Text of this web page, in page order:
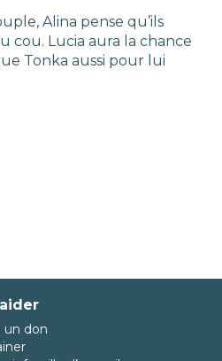
Alina pense qu’ils
cou. Lucia aura la chance
Tonka aussi pour lui
un don